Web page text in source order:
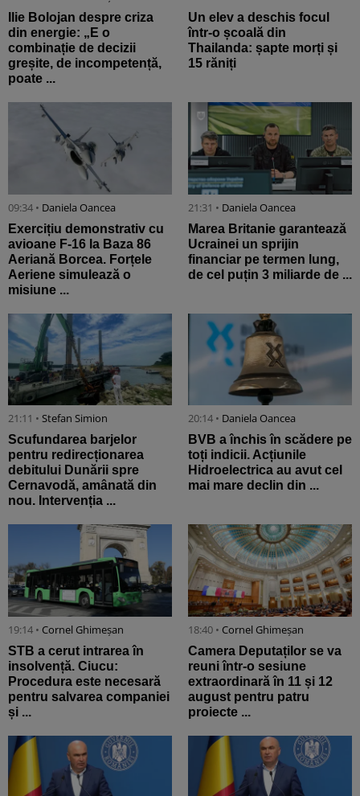
Ilie Bolojan despre criza
din energie: „E o
combinație de decizii
greșite, de incompetență,
poate ...
Un elev a deschis focul
într-o școală din
Thailanda: șapte morți și
15 răniți
09:34 • Daniela Oancea
Exercițiu demonstrativ cu
avioane F-16 la Baza 86
Aeriană Borcea. Forțele
Aeriene simulează o
misiune ...
21:31 • Daniela Oancea
Marea Britanie garantează
Ucrainei un sprijin
financiar pe termen lung,
de cel puțin 3 miliarde de ...
21:11 • Stefan Simion
Scufundarea barjelor
pentru redirecționarea
debitului Dunării spre
Cernavodă, amânată din
nou. Intervenția ...
20:14 • Daniela Oancea
BVB a închis în scădere pe
toți indicii. Acțiunile
Hidroelectrica au avut cel
mai mare declin din ...
19:14 • Cornel Ghimeșan
STB a cerut intrarea în
insolvență. Ciucu:
Procedura este necesară
pentru salvarea companiei
și ...
18:40 • Cornel Ghimeșan
Camera Deputaților se va
reuni într-o sesiune
extraordinară în 11 și 12
august pentru patru
proiecte ...